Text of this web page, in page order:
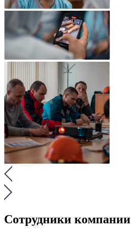
Сотрудники компании